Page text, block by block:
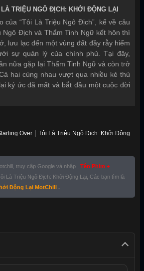
TRIỆU NGÔ ĐỊCH: KHỞI ĐỘNG LẠI
của “Tôi Là Triệu Ngô Địch”, kể về câu
Ngô Địch và Thẩm Tinh Ngữ kết hôn thì
lưu lạc đến một vùng đất đầy rẫy hiểm
sự quản lý của chính phủ. Tại đây,
nữa gặp lại Thẩm Tinh Ngữ và còn trở
hai cùng nhau vượt qua nhiều kẻ thù
ký ức đã mất và bắt đầu một cuộc đời
Over | Tôi Là Triệu Ngô Địch: Khởi Động
truy cập Google và nhập , Tên Phim +
Là Triệu Ngô Địch: Khởi Động Lại, Các bạn tìm là
Động Lại MotChill .